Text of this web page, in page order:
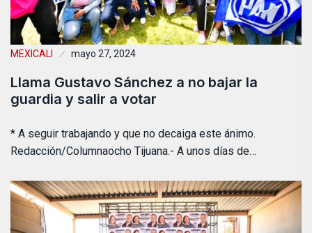
MEXICALI mayo 27, 2024
Llama Gustavo Sánchez a no bajar la
guardia y salir a votar
* A seguir trabajando y que no decaiga este ánimo.
Redacción/Columnaocho Tijuana.- A unos días de…